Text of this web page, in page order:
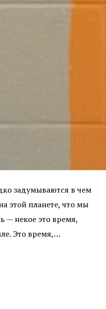
задумываются в чем
этой планете, что мы
— некое это время,
Это время,…